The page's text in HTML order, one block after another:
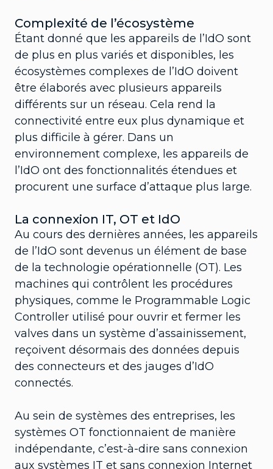
Complexité de l’écosystème
Étant donné que les appareils de l’IdO sont
de plus en plus variés et disponibles, les
écosystèmes complexes de l’IdO doivent
être élaborés avec plusieurs appareils
différents sur un réseau. Cela rend la
connectivité entre eux plus dynamique et
plus difficile à gérer. Dans un
environnement complexe, les appareils de
l’IdO ont des fonctionnalités étendues et
procurent une surface d’attaque plus large.
La connexion IT, OT et IdO
Au cours des dernières années, les appareils
de l’IdO sont devenus un élément de base
de la technologie opérationnelle (OT). Les
machines qui contrôlent les procédures
physiques, comme le Programmable Logic
Controller utilisé pour ouvrir et fermer les
valves dans un système d’assainissement,
reçoivent désormais des données depuis
des connecteurs et des jauges d’IdO
connectés.
Au sein de systèmes des entreprises, les
systèmes OT fonctionnaient de manière
indépendante, c’est-à-dire sans connexion
aux systèmes IT et sans connexion Internet